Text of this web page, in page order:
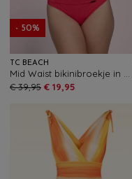
- 50%
TC BEACH
€ 39,95 € 19,95